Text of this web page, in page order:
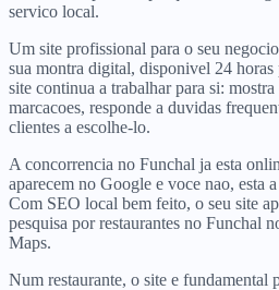
servico local.
Um site profissional para o seu
sua montra digital, disponivel 24
site continua a trabalhar para si:
marcacoes, responde a duvidas
clientes a escolhe-lo.
A concorrencia no Funchal ja esta
aparecem no Google e voce nao, esta
Com SEO local bem feito, o seu site
pesquisa por restaurantes no Funchal
Maps.
Num restaurante, o site e fundamental